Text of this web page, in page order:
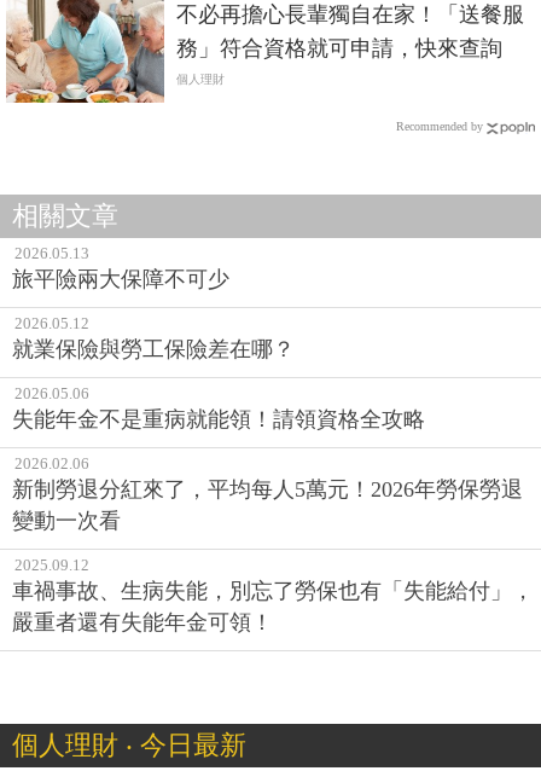
不必再擔心長輩獨自在家！「送餐服
務」符合資格就可申請，快來查詢
個人理財
Recommended by
相關文章
2026.05.13
旅平險兩大保障不可少
2026.05.12
就業保險與勞工保險差在哪？
2026.05.06
失能年金不是重病就能領！請領資格全攻略
2026.02.06
新制勞退分紅來了，平均每人5萬元！2026年勞保勞退
變動一次看
2025.09.12
車禍事故、生病失能，別忘了勞保也有「失能給付」，
嚴重者還有失能年金可領！
個人理財 ‧ 今日最新